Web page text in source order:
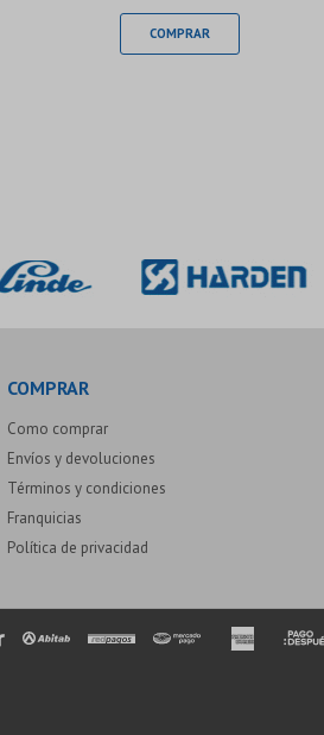
COMPRAR
Como comprar
Envíos y devoluciones
Términos y condiciones
Franquicias
Política de privacidad